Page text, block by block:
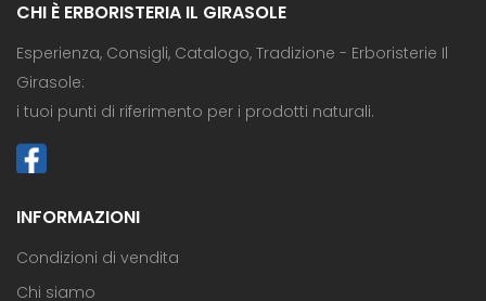
CHI È ERBORISTERIA IL GIRASOLE
Esperienza, Consigli, Catalogo, Tradizione - Erboristerie Il
Girasole:
i tuoi punti di riferimento per i prodotti naturali.
INFORMAZIONI
Condizioni di vendita
Chi siamo